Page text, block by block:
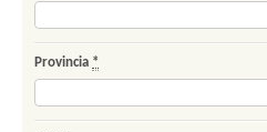
Provincia *